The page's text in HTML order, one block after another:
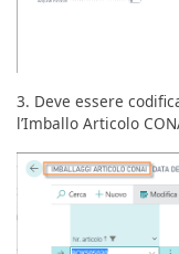
3. Deve essere
l’Imballo Articolo